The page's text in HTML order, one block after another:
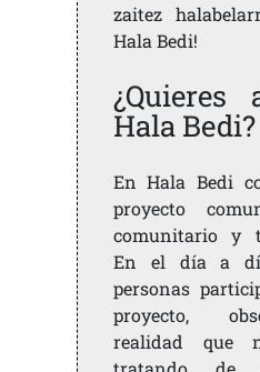
zaitez
Hala Bedi!
¿Quieres
Hala Bedi?
En Hala Bedi
proyecto
comunitario y
En el día a
personas
proyecto,
realidad que